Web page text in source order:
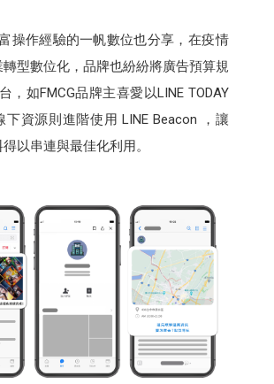
操作經驗的一帆數位也分享，在疫情
型數位化，品牌也紛紛將廣告預算規
，如FMCG品牌主喜愛以LINE TODAY
下資源則進階使用 LINE Beacon ，讓
以串連與最佳化利用。